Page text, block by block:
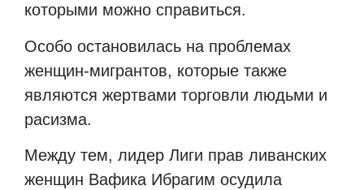
которыми можно справиться.
Особо остановилась на проблемах
женщин-мигрантов, которые также
являются жертвами торговли людьми и
расизма.
Между тем, лидер Лиги прав ливанских
женщин Вафика Ибрагим осудила